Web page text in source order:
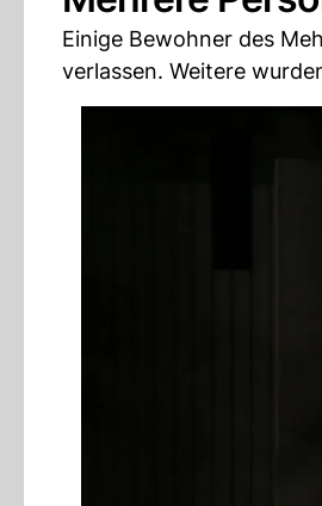
Einige Bewohner des
verlassen. Weitere